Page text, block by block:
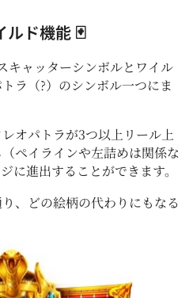
ルド機能 🃏
ャッターシンボルとワイル
ラ（?）のシンボル一つにま
オパトラが3つ以上リール上
ペイラインや左詰めは関係な
に進出することができます。
、どの絵柄の代わりにもなる